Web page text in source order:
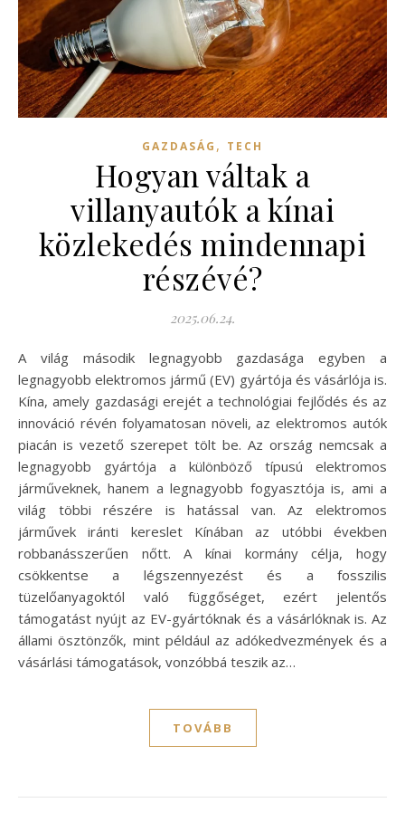
GAZDASÁG , TECH
Hogyan váltak a
villanyautók a kínai
közlekedés mindennapi
részévé?
2025.06.24.
A világ második legnagyobb gazdasága egyben a
legnagyobb elektromos jármű (EV) gyártója és vásárlója is.
Kína, amely gazdasági erejét a technológiai fejlődés és az
innováció révén folyamatosan növeli, az elektromos autók
piacán is vezető szerepet tölt be. Az ország nemcsak a
legnagyobb gyártója a különböző típusú elektromos
járműveknek, hanem a legnagyobb fogyasztója is, ami a
világ többi részére is hatással van. Az elektromos
járművek iránti kereslet Kínában az utóbbi években
robbanásszerűen nőtt. A kínai kormány célja, hogy
csökkentse a légszennyezést és a fosszilis
tüzelőanyagoktól való függőséget, ezért jelentős
támogatást nyújt az EV-gyártóknak és a vásárlóknak is. Az
állami ösztönzők, mint például az adókedvezmények és a
vásárlási támogatások, vonzóbbá teszik az…
TOVÁBB